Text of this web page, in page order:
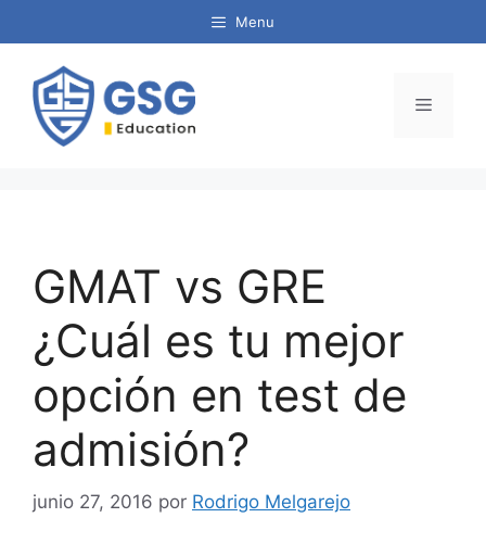
Menu
GMAT vs GRE
¿Cuál es tu mejor
opción en test de
admisión?
junio 27, 2016 por Rodrigo Melgarejo